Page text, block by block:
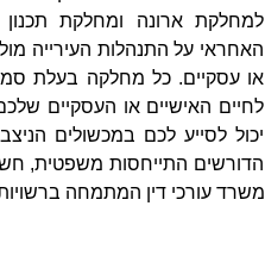
למחלקת ארונה ומחלקת תכנון
האחראי על התנהלות העירייה
או עסקיים. כל מחלקה בעלת
לחיים האישיים או העסקיים
יכול לסייע לכם במכשולים
הדורשים התייחסות משפטית,
משרד עורכי דין המתמחה